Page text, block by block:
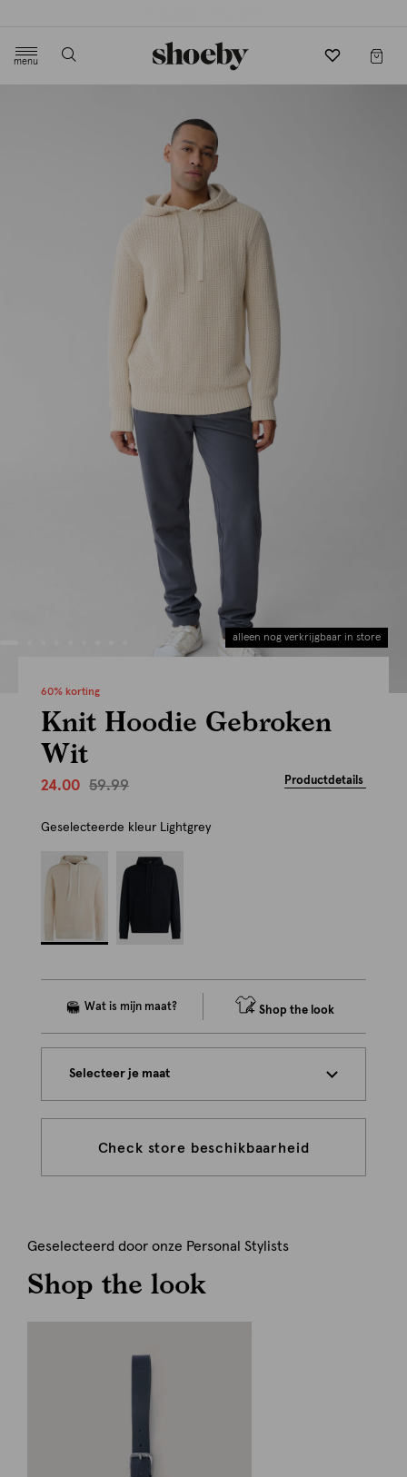
menu
alleen nog verkrijgbaar in store
60% korting
Knit Hoodie Gebroken
Wit
24.00 59.99 Productdetails
Geselecteerde kleur Lightgrey
Shop the look
Selecteer je maat
Check store beschikbaarheid
Geselecteerd door onze Personal Stylists
Shop the look